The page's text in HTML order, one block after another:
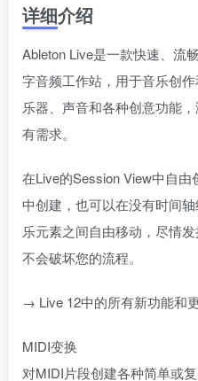
详细介绍
Ableton Live是一款快速、流
字音频工作站，用于音乐创作
乐器、声音和各种创意功能
有需求。
在Live的Session View中自
中创建，也可以在没有时间
乐元素之间自由移动，尽情
不会破坏您的流程。
→ Live 12中的所有新功能和
MIDI变换
对MIDI片段创建各种简单或